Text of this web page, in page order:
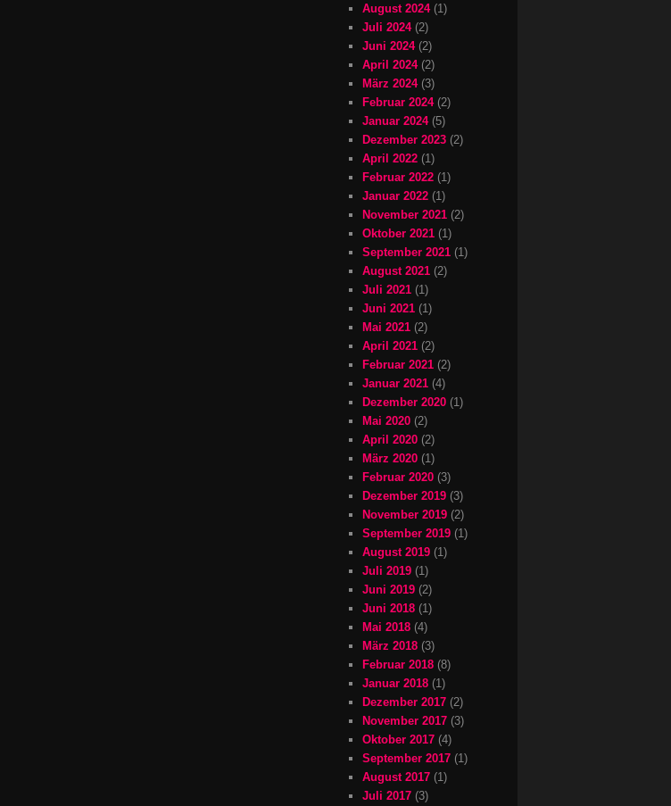
August 2024(1)
Juli 2024(2)
Juni 2024(2)
April 2024(2)
März 2024(3)
Februar 2024(2)
Januar 2024(5)
Dezember 2023 (2)
April 2022 (1)
Februar 2022 (1)
Januar 2022 (1)
November 2021 (2)
Oktober 2021 (1)
September 2021 (1)
August 2021 (2)
Juli 2021 (1)
Juni 2021 (1)
Mai 2021 (2)
April 2021 (2)
Februar 2021 (2)
Januar 2021 (4)
Dezember 2020 (1)
Mai 2020 (2)
April 2020 (2)
März 2020 (1)
Februar 2020 (3)
Dezember 2019 (3)
November 2019 (2)
September 2019 (1)
August 2019 (1)
Juli 2019 (1)
Juni 2019 (2)
Juni 2018 (1)
Mai 2018 (4)
März 2018 (3)
Februar 2018 (8)
Januar 2018 (1)
Dezember 2017 (2)
November 2017 (3)
Oktober 2017 (4)
September 2017 (1)
August 2017 (1)
Juli 2017 (3)